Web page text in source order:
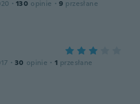
· 130 opinie · 9 przesłane
· 30 opinie · 1 przesłane